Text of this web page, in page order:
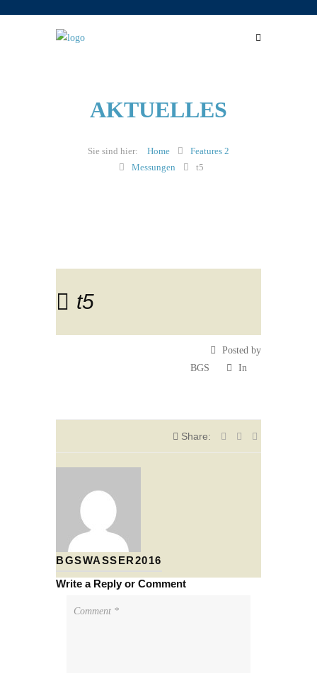
AKTUELLES
Home
Features 2
Messungen
t5
t5
Posted by
BGS
In
Share:
BGSWASSER2016
Write a Reply or Comment